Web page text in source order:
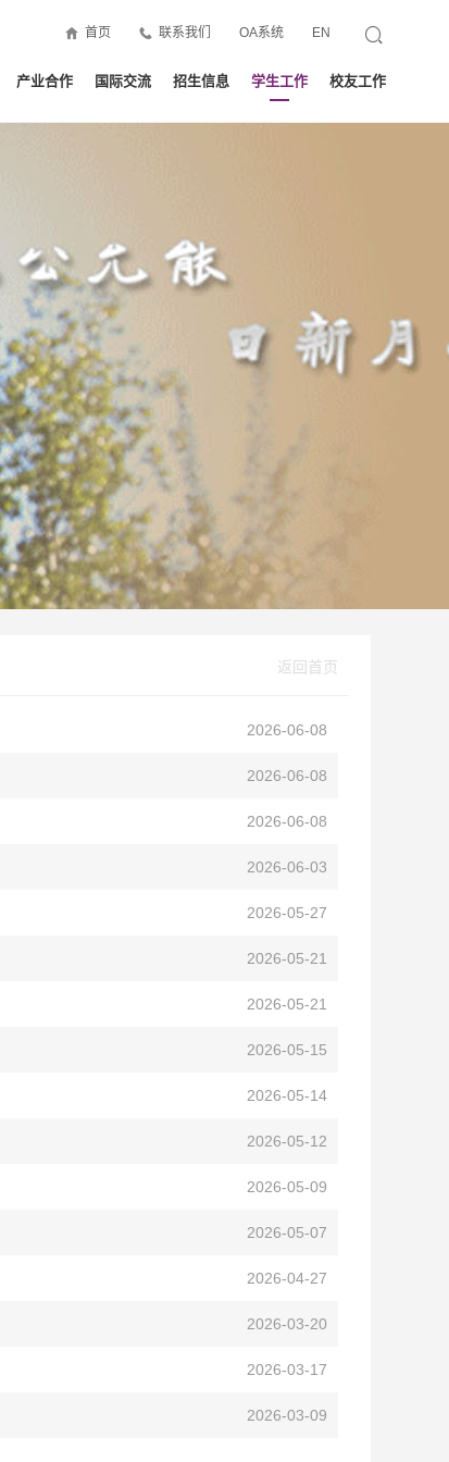
首页 联系我们 OA系统 EN
产业合作 国际交流 招生信息 学生工作 校友工作
返回首页
2026-06-08
2026-06-08
2026-06-08
2026-06-03
2026-05-27
2026-05-21
2026-05-21
2026-05-15
2026-05-14
2026-05-12
2026-05-09
2026-05-07
2026-04-27
2026-03-20
2026-03-17
2026-03-09